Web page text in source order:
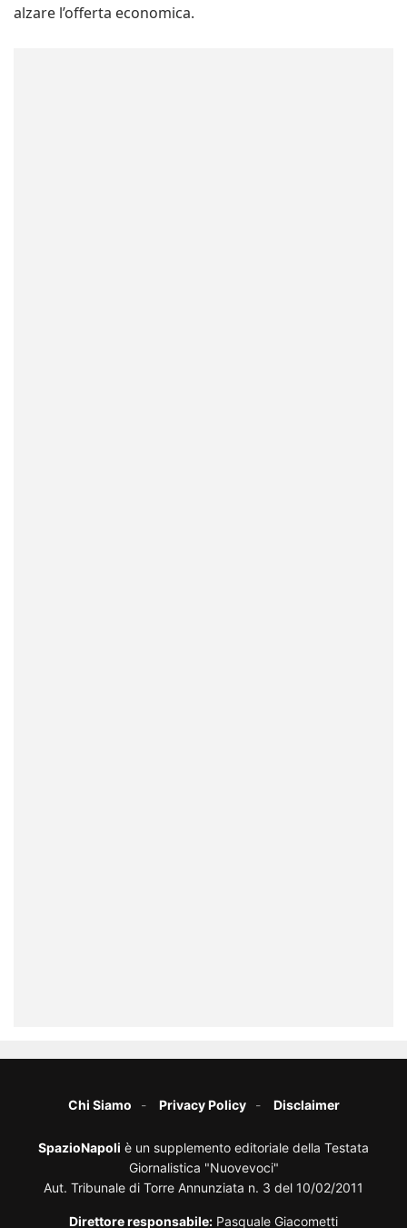
alzare l’offerta economica.
Chi Siamo Privacy Policy Disclaimer
SpazioNapoli è un supplemento editoriale della Testata
Giornalistica "Nuovevoci"
Aut. Tribunale di Torre Annunziata n. 3 del 10/02/2011
Direttore responsabile: Pasquale Giacometti